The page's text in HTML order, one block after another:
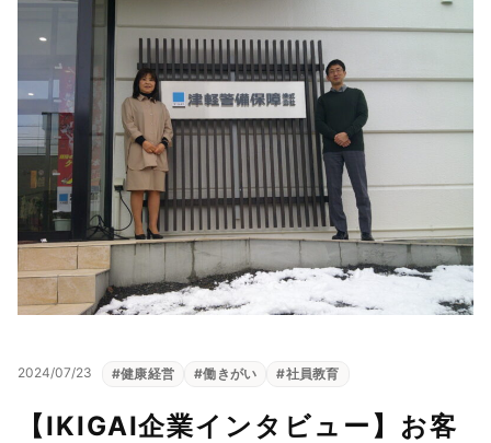
2024/07/23 #健康経営 #働きがい #社員教育
【IKIGAI企業インタビュー】お客